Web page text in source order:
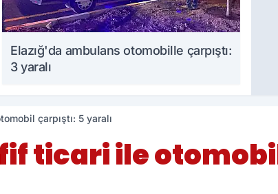
Elazığ'da ambulans otomobille çarpıştı:
3 yaralı
çarpıştı: 5 yaralı
ticari ile